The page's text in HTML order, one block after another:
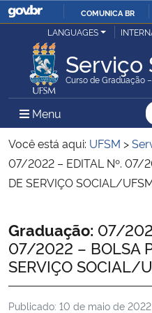
COMUNICA BR
Ministério da Justiça e Segurança
Ministério da Defesa
Ministério das Relações Exteriores
Ministério da Economia
Ministério da Agricultura, Pecuária e
Ministério da Educação
LANGUAGES
Serviço
Curso de Graduação
Menu Menu Principal
Você está aqui: UFSM >
07/2022 – EDITAL Nº. 07/
DE SERVIÇO SOCIAL/
Início do conteúdo
Graduação: 07/
07/2022 – BOLSA
SERVIÇO SOCIAL/
Publicado: 10 de maio de 2022